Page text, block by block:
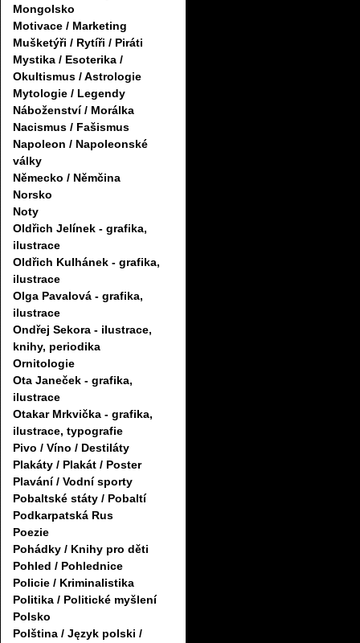
Mongolsko
Motivace / Marketing
Mušketýři / Rytíři / Piráti
Mystika / Esoterika /
Okultismus / Astrologie
Mytologie / Legendy
Náboženství / Morálka
Nacismus / Fašismus
Napoleon / Napoleonské
války
Německo / Němčina
Norsko
Noty
Oldřich Jelínek - grafika,
ilustrace
Oldřich Kulhánek - grafika,
ilustrace
Olga Pavalová - grafika,
ilustrace
Ondřej Sekora - ilustrace,
knihy, periodika
Ornitologie
Ota Janeček - grafika,
ilustrace
Otakar Mrkvička - grafika,
ilustrace, typografie
Pivo / Víno / Destiláty
Plakáty / Plakát / Poster
Plavání / Vodní sporty
Pobaltské státy / Pobaltí
Podkarpatská Rus
Poezie
Pohádky / Knihy pro děti
Pohled / Pohlednice
Policie / Kriminalistika
Politika / Politické myšlení
Polsko
Polština / Język polski /